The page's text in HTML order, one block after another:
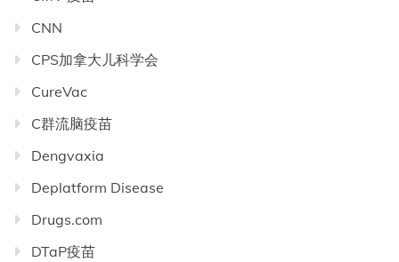
CNN
CPS加拿大儿科学会
CureVac
C群流脑疫苗
Dengvaxia
Deplatform Disease
Drugs.com
DTaP疫苗